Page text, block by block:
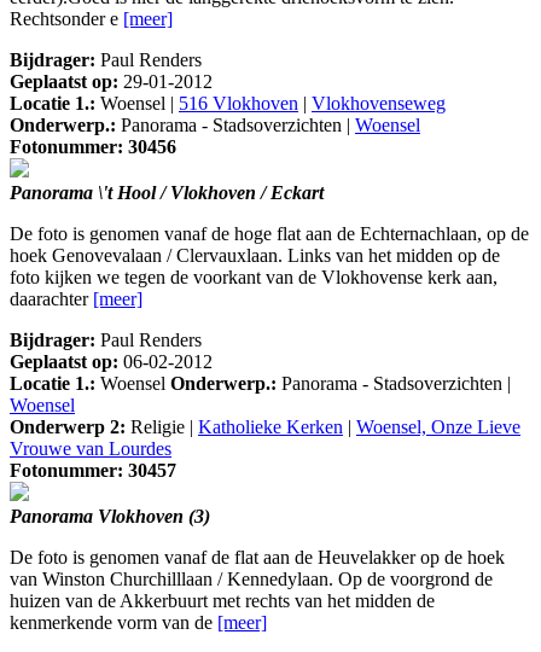
Rechtsonder e [meer]
Bijdrager: Paul Renders
Geplaatst op: 29-01-2012
Locatie 1.: Woensel | 516 Vlokhoven | Vlokhovenseweg
Onderwerp.: Panorama - Stadsoverzichten | Woensel
Fotonummer: 30456
Panorama \'t Hool / Vlokhoven / Eckart
De foto is genomen vanaf de hoge flat aan de Echternachlaan, op de
hoek Genovevalaan / Clervauxlaan. Links van het midden op de
foto kijken we tegen de voorkant van de Vlokhovense kerk aan,
daarachter [meer]
Bijdrager: Paul Renders
Geplaatst op: 06-02-2012
Locatie 1.: Woensel Onderwerp.: Panorama - Stadsoverzichten |
Woensel
Onderwerp 2: Religie | Katholieke Kerken | Woensel, Onze Lieve
Vrouwe van Lourdes
Fotonummer: 30457
Panorama Vlokhoven (3)
De foto is genomen vanaf de flat aan de Heuvelakker op de hoek
van Winston Churchilllaan / Kennedylaan. Op de voorgrond de
huizen van de Akkerbuurt met rechts van het midden de
kenmerkende vorm van de [meer]